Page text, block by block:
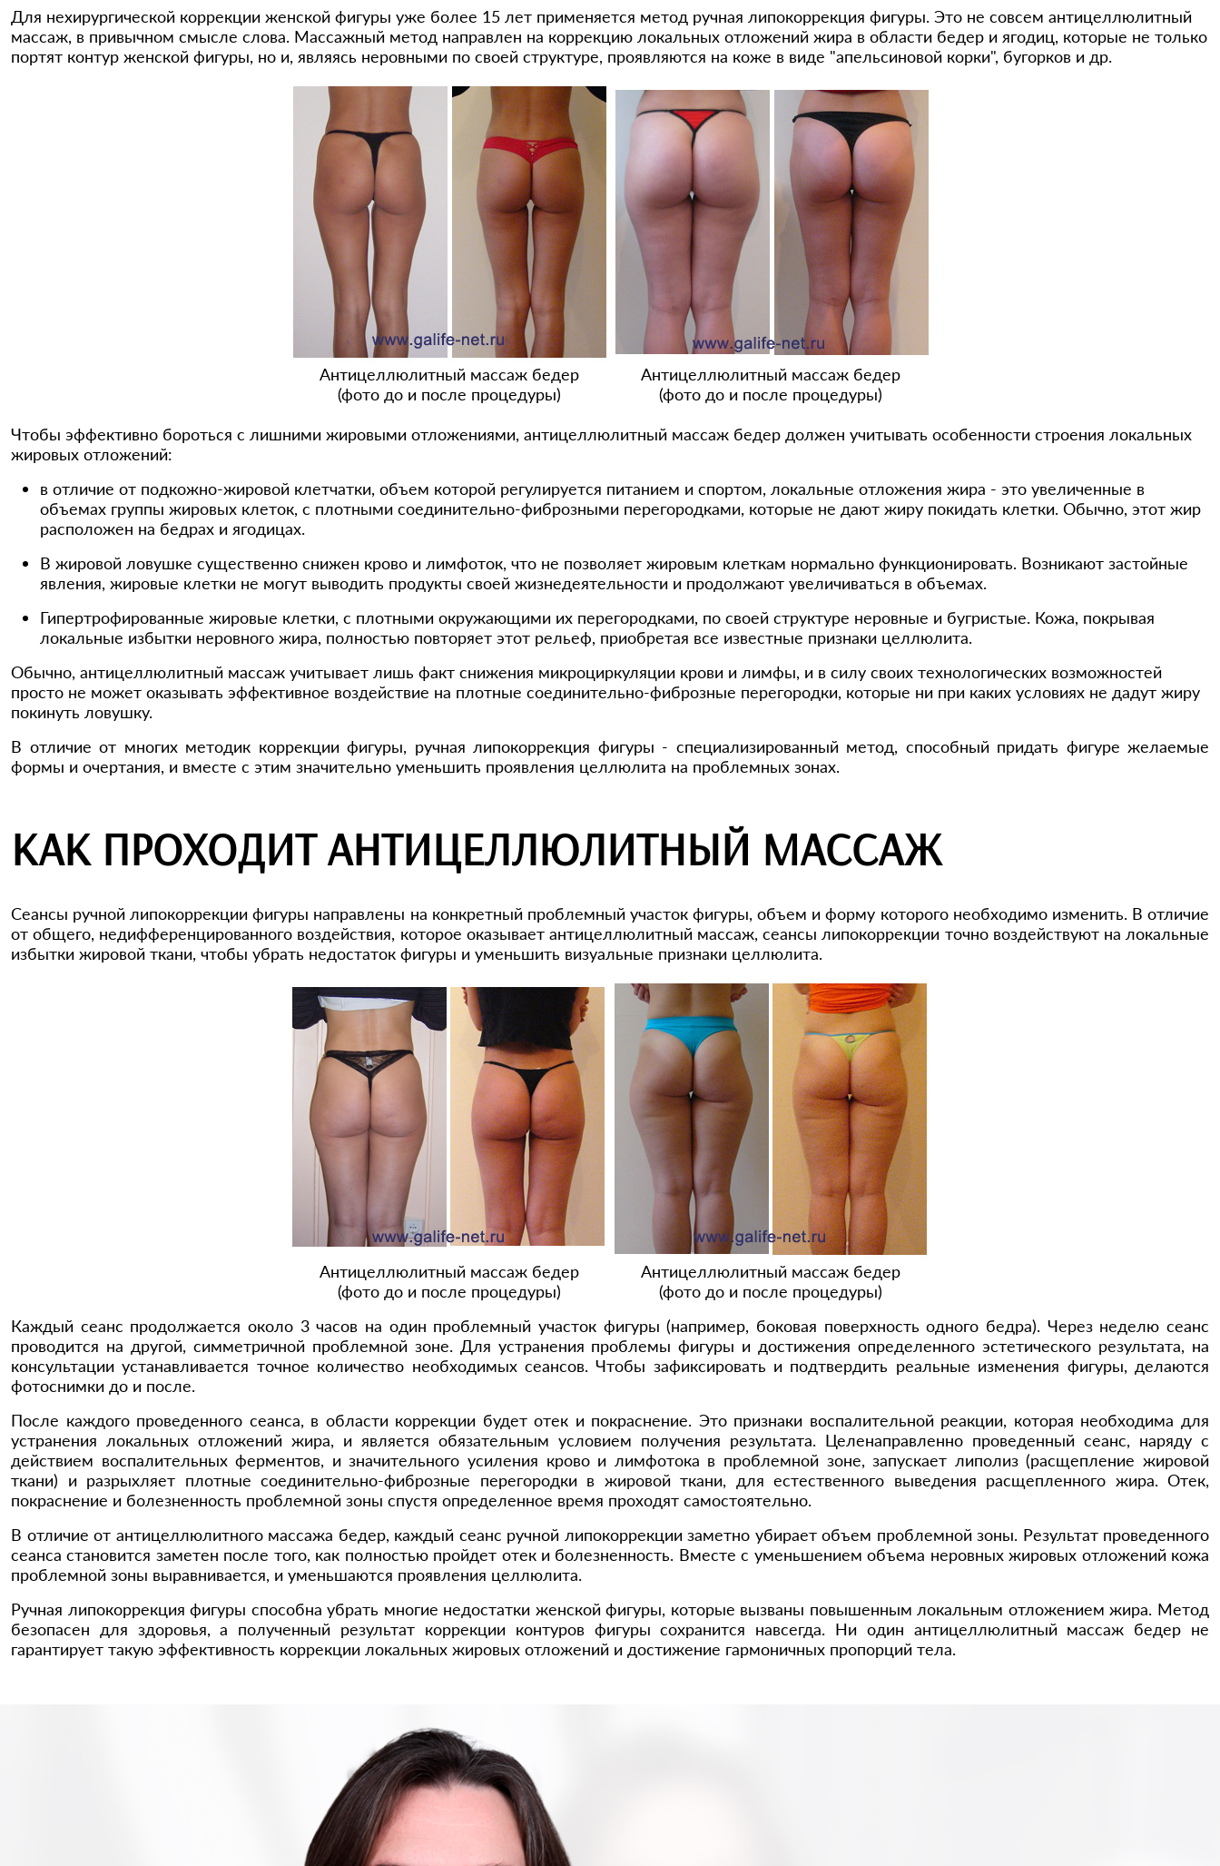
Для нехирургической коррекции женской фигуры уже более 15 лет применяется метод ручная липокоррекция фигуры. Это не совсем антицеллюлитный
массаж, в привычном смысле слова. Массажный метод направлен на коррекцию локальных отложений жира в области бедер и ягодиц, которые не только
портят контур женской фигуры, но и, являясь неровными по своей структуре, проявляются на коже в виде "апельсиновой корки", бугорков и др.
Антицеллюлитный массаж бедер
(фото до и после процедуры)
Антицеллюлитный массаж бедер
(фото до и после процедуры)
Чтобы эффективно бороться с лишними жировыми отложениями, антицеллюлитный массаж бедер должен учитывать особенности строения локальных
жировых отложений:
в отличие от подкожно-жировой клетчатки, объем которой регулируется питанием и спортом, локальные отложения жира - это увеличенные в
объемах группы жировых клеток, с плотными соединительно-фиброзными перегородками, которые не дают жиру покидать клетки. Обычно, этот жир
расположен на бедрах и ягодицах.
В жировой ловушке существенно снижен крово и лимфоток, что не позволяет жировым клеткам нормально функционировать. Возникают застойные
явления, жировые клетки не могут выводить продукты своей жизнедеятельности и продолжают увеличиваться в объемах.
Гипертрофированные жировые клетки, с плотными окружающими их перегородками, по своей структуре неровные и бугристые. Кожа, покрывая
локальные избытки неровного жира, полностью повторяет этот рельеф, приобретая все известные признаки целлюлита.
Обычно, антицеллюлитный массаж учитывает лишь факт снижения микроциркуляции крови и лимфы, и в силу своих технологических возможностей
просто не может оказывать эффективное воздействие на плотные соединительно-фиброзные перегородки, которые ни при каких условиях не дадут жиру
покинуть ловушку.
В отличие от многих методик коррекции фигуры, ручная липокоррекция фигуры - специализированный метод, способный придать фигуре желаемые
формы и очертания, и вместе с этим значительно уменьшить проявления целлюлита на проблемных зонах.
КАК ПРОХОДИТ АНТИЦЕЛЛЮЛИТНЫЙ МАССАЖ
Сеансы ручной липокоррекции фигуры направлены на конкретный проблемный участок фигуры, объем и форму которого необходимо изменить. В отличие
от общего, недифференцированного воздействия, которое оказывает антицеллюлитный массаж, сеансы липокоррекции точно воздействуют на локальные
избытки жировой ткани, чтобы убрать недостаток фигуры и уменьшить визуальные признаки целлюлита.
Антицеллюлитный массаж бедер
(фото до и после процедуры)
Антицеллюлитный массаж бедер
(фото до и после процедуры)
Каждый сеанс продолжается около 3 часов на один проблемный участок фигуры (например, боковая поверхность одного бедра). Через неделю сеанс
проводится на другой, симметричной проблемной зоне. Для устранения проблемы фигуры и достижения определенного эстетического результата, на
консультации устанавливается точное количество необходимых сеансов. Чтобы зафиксировать и подтвердить реальные изменения фигуры, делаются
фотоснимки до и после.
После каждого проведенного сеанса, в области коррекции будет отек и покраснение. Это признаки воспалительной реакции, которая необходима для
устранения локальных отложений жира, и является обязательным условием получения результата. Целенаправленно проведенный сеанс, наряду с
действием воспалительных ферментов, и значительного усиления крово и лимфотока в проблемной зоне, запускает липолиз (расщепление жировой
ткани) и разрыхляет плотные соединительно-фиброзные перегородки в жировой ткани, для естественного выведения расщепленного жира. Отек,
покраснение и болезненность проблемной зоны спустя определенное время проходят самостоятельно.
В отличие от антицеллюлитного массажа бедер, каждый сеанс ручной липокоррекции заметно убирает объем проблемной зоны. Результат проведенного
сеанса становится заметен после того, как полностью пройдет отек и болезненность. Вместе с уменьшением объема неровных жировых отложений кожа
проблемной зоны выравнивается, и уменьшаются проявления целлюлита.
Ручная липокоррекция фигуры способна убрать многие недостатки женской фигуры, которые вызваны повышенным локальным отложением жира. Метод
безопасен для здоровья, а полученный результат коррекции контуров фигуры сохранится навсегда. Ни один антицеллюлитный массаж бедер не
гарантирует такую эффективность коррекции локальных жировых отложений и достижение гармоничных пропорций тела.